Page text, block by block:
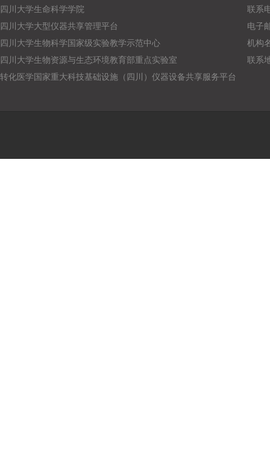
四川大学生命科学学院
四川大学大型仪器共享管理平台
四川大学生物科学国家级实验教学示范中心
四川大学生物资源与生态环境教育部重点实验室
转化医学国家重大科技基础设施（四川）仪器设备共享服务平台
联系
电子
机构
联系